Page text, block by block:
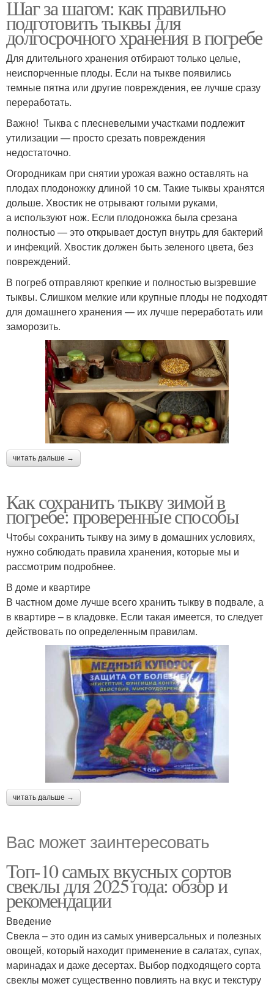
Шаг за шагом: как правильно
подготовить тыквы для
долгосрочного хранения в погребе
Для длительного хранения отбирают только целые,
неиспорченные плоды. Если на тыкве появились
темные пятна или другие повреждения, ее лучше сразу
переработать.
Важно! Тыква с плесневелыми участками подлежит
утилизации — просто срезать повреждения
недостаточно.
Огородникам при снятии урожая важно оставлять на
плодах плодоножку длиной 10 см. Такие тыквы хранятся
дольше. Хвостик не отрывают голыми руками,
а используют нож. Если плодоножка была срезана
полностью — это открывает доступ внутрь для бактерий
и инфекций. Хвостик должен быть зеленого цвета, без
повреждений.
В погреб отправляют крепкие и полностью вызревшие
тыквы. Слишком мелкие или крупные плоды не подходят
для домашнего хранения — их лучше переработать или
заморозить.
читать дальше →
Как сохранить тыкву зимой в
погребе: проверенные способы
Чтобы сохранить тыкву на зиму в домашних условиях,
нужно соблюдать правила хранения, которые мы и
рассмотрим подробнее.
В доме и квартире
В частном доме лучше всего хранить тыкву в подвале, а
в квартире – в кладовке. Если такая имеется, то следует
действовать по определенным правилам.
читать дальше →
Вас может заинтересовать
Топ-10 самых вкусных сортов
свеклы для 2025 года: обзор и
рекомендации
Введение
Свекла – это один из самых универсальных и полезных
овощей, который находит применение в салатах, супах,
маринадах и даже десертах. Выбор подходящего сорта
свеклы может существенно повлиять на вкус и текстуру